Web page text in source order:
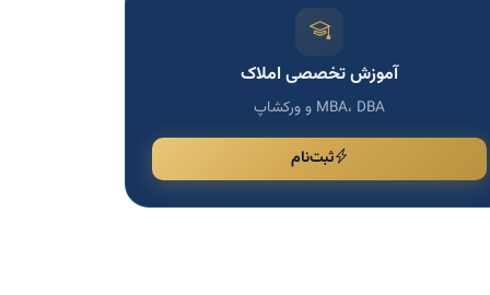
آموزش تخصصی املاک
MBA، DBA و ورکشاپ
ثبت‌نام